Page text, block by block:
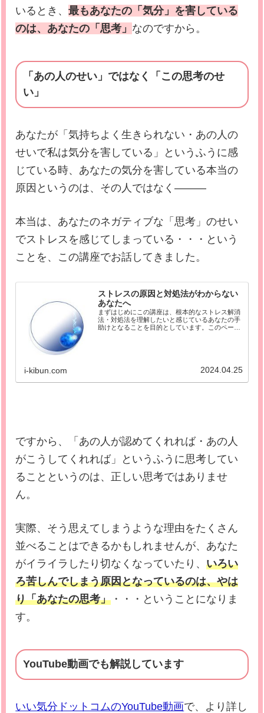
いるとき、最もあなたの「気分」を害している
のは、あなたの「思考」 なのですから。
「あの人のせい」ではなく「この思考のせ
い」
あなたが「気持ちよく生きられない・あの人の
せいで私は気分を害している」というふうに感
じている時、あなたの気分を害している本当の
原因というのは、その人ではなく―――
本当は、あなたのネガティブな「思考」のせい
でストレスを感じてしまっている・・・という
ことを、この講座でお話してきました。
ストレスの原因と対処法がわからない
あなたへ
まずはじめにこの講座は、根本的なストレス解消
法・対処法を理解したいと感じているあなたの手
助けとなることを目的としています。このページ
i-kibun.com 2024.04.25
ですから、「あの人が認めてくれれば・あの人
がこうしてくれれば」というふうに思考してい
ることというのは、正しい思考ではありませ
ん。
実際、そう思えてしまうような理由をたくさん
並べることはできるかもしれませんが、あなた
がイライラしたり切なくなっていたり、いろい
ろ苦しんでしまう原因となっているのは、やは
り「あなたの思考」 ・・・ということになりま
す。
YouTube動画でも解説しています
いい気分ドットコムのYouTube動画で、より詳し